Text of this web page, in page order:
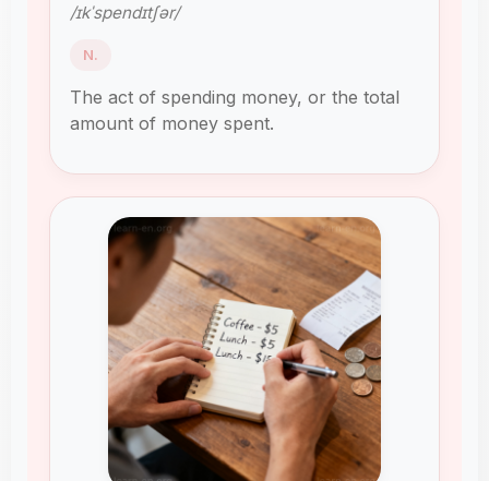
/ɪkˈspendɪtʃər/
N.
The act of spending money, or the total
amount of money spent.